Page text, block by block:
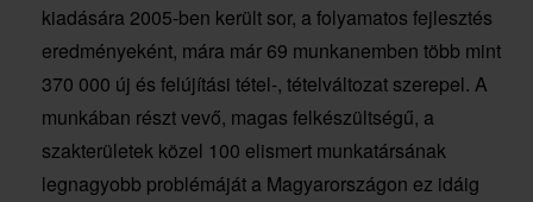
kiadására 2005-ben került sor, a folyamatos fejlesztés
eredményeként, mára már 69 munkanemben több mint
370 000 új és felújítási tétel-, tételváltozat szerepel. A
munkában részt vevő, magas felkészültségű, a
szakterületek közel 100 elismert munkatársának
legnagyobb problémáját a Magyarországon ez idáig